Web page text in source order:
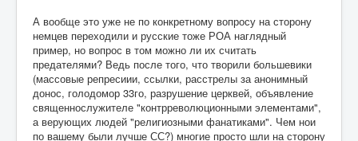
А вообще это уже не по конкретному вопросу на сторону
немцев переходили и русские тоже РОА наглядный
пример, но вопрос в том можно ли их считать
предателями? Ведь после того, что творили большевики
(массовые репресиии, ссылки, расстрелы за анонимный
донос, голодомор 33го, разрушение церквей, объявление
священнослужителе "контрреволюционными элементами",
а верующих людей "религиозными фанатиками". Чем нои
по вашему были лучше СС?) многие просто шли на сторону